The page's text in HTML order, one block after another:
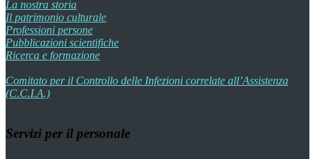
La nostra storia
Il patrimonio culturale
Professioni persone
Pubblicazioni scientifiche
Ricerca e formazione
Comitato per il Controllo delle Infezioni correlate all’Assistenza
(C.C.I.A.)
Servizi per il personale